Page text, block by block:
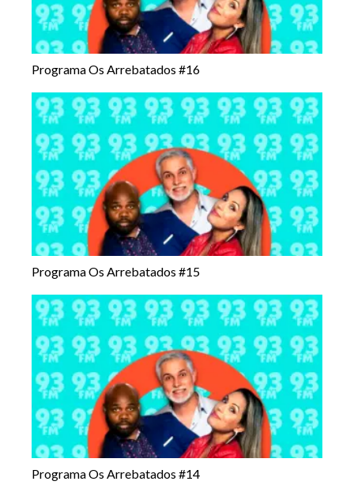
Programa Os Arrebatados #16
Programa Os Arrebatados #15
Programa Os Arrebatados #14